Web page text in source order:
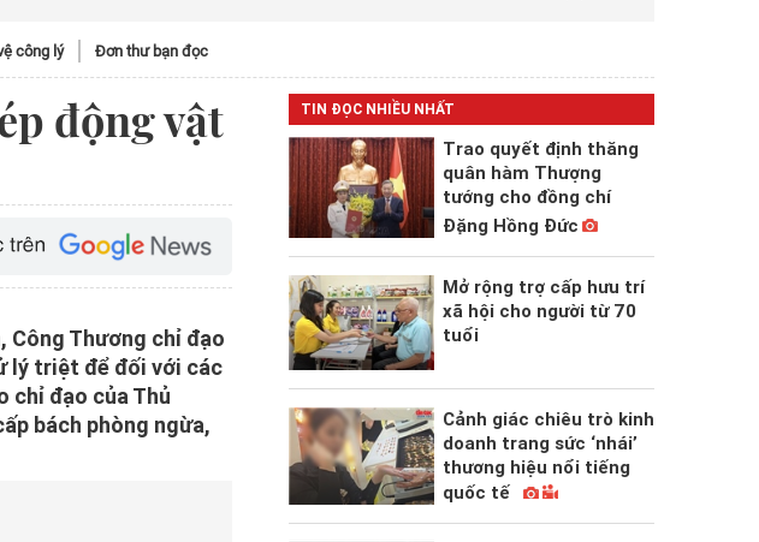
công lý Đơn thư bạn đọc
động vật
Công Thương chỉ đạo
lý triệt để đối với các
chỉ đạo của Thủ
bách phòng ngừa,
TIN ĐỌC NHIỀU NHẤT
Trao quyết định thăng
quân hàm Thượng
tướng cho đồng chí
Đặng Hồng Đức
Mở rộng trợ cấp hưu trí
xã hội cho người từ 70
tuổi
Cảnh giác chiêu trò kinh
doanh trang sức ‘nhái’
thương hiệu nổi tiếng
quốc tế